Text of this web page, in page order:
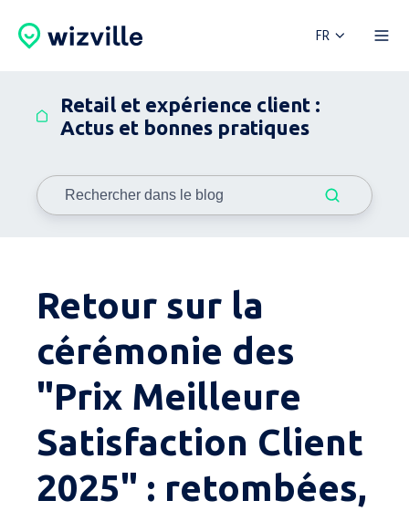
FR
Retail et expérience client :
Actus et bonnes pratiques
Retour sur la
cérémonie des
"Prix Meilleure
Satisfaction Client
2025" : retombées,